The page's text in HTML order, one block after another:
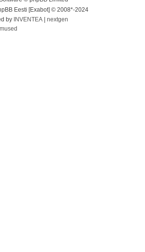
Eesti [Exabot] © 2008*-2024
by INVENTEA
nextgen